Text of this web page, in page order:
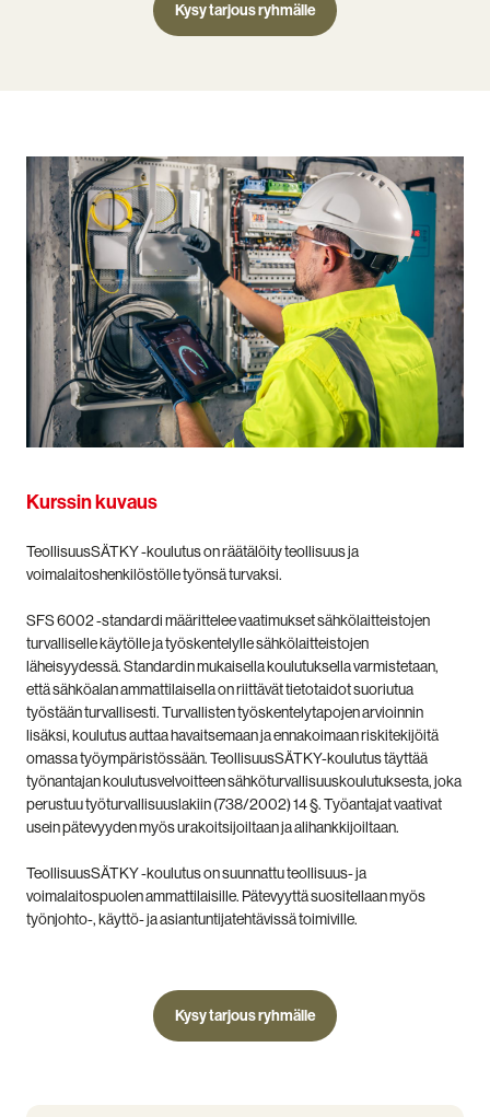
Kysy tarjous ryhmälle
Kurssin kuvaus
TeollisuusSÄTKY -koulutus on räätälöity teollisuus ja
voimalaitoshenkilöstölle työnsä turvaksi.
SFS 6002 -standardi määrittelee vaatimukset sähkölaitteistojen
turvalliselle käytölle ja työskentelylle sähkölaitteistojen
läheisyydessä. Standardin mukaisella koulutuksella varmistetaan,
että sähköalan ammattilaisella on riittävät tietotaidot suoriutua
työstään turvallisesti. Turvallisten työskentelytapojen arvioinnin
lisäksi, koulutus auttaa havaitsemaan ja ennakoimaan riskitekijöitä
omassa työympäristössään. TeollisuusSÄTKY-koulutus täyttää
työnantajan koulutusvelvoitteen sähköturvallisuuskoulutuksesta, joka
perustuu työturvallisuuslakiin (738/2002) 14 §. Työantajat vaativat
usein pätevyyden myös urakoitsijoiltaan ja alihankkijoiltaan.
TeollisuusSÄTKY -koulutus on suunnattu teollisuus- ja
voimalaitospuolen ammattilaisille. Pätevyyttä suositellaan myös
työnjohto-, käyttö- ja asiantuntijatehtävissä toimiville.
Kysy tarjous ryhmälle